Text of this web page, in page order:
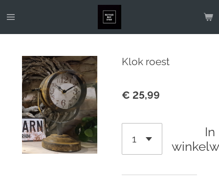
Ga
hoofdinhoud
Klok roest
€ 25,99
In